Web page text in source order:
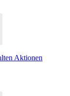
Aktionen